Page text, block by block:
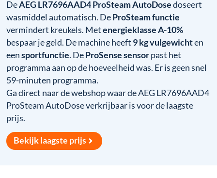
DeAEG LR7696AAD4 ProSteam AutoDosedoseert
wasmiddel automatisch. DeProSteam functie
vermindert kreukels. Metenergieklasse A-10%
bespaar je geld. De machine heeft 9 kg vulgewichten
eensportfunctie. DeProSense sensorpast het
programma aan op de hoeveelheid was. Er is geen snel
59-minuten programma.
Ga direct naar de webshop waar de AEG LR7696AAD4
ProSteam AutoDose verkrijbaar is voor de laagste
prijs.
Bekijk laagste prijs